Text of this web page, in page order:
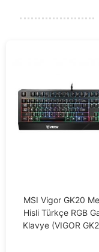
MSI Vigor GK20
Hisli Türkçe RGB
Klavye (VIGOR